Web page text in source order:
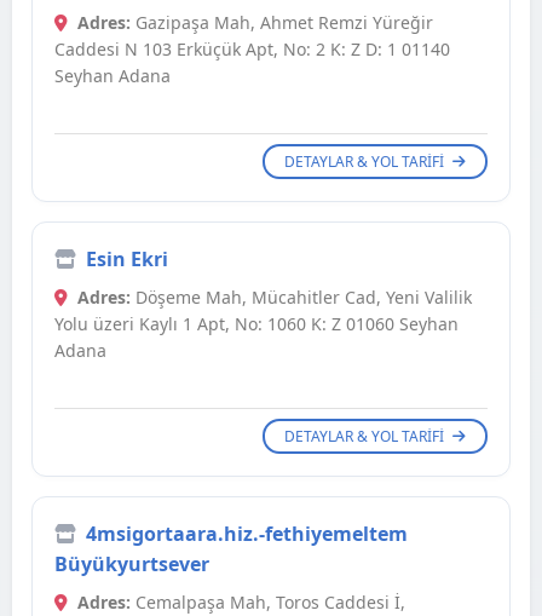
Adres: Gazipaşa Mah, Ahmet Remzi Yüreğir
Caddesi N 103 Erküçük Apt, No: 2 K: Z D: 1 01140
Seyhan Adana
DETAYLAR & YOL TARIFI
Esin Ekri
Adres: Döşeme Mah, Mücahitler Cad, Yeni Valilik
Yolu üzeri Kaylı 1 Apt, No: 1060 K: Z 01060 Seyhan
Adana
DETAYLAR & YOL TARIFI
4msigortaara.hiz.-fethiyemeltem
Büyükyurtsever
Adres: Cemalpaşa Mah, Toros Caddesi İ,